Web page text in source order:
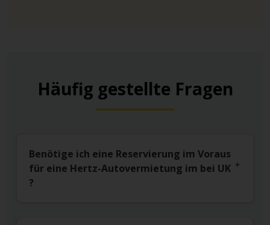
Häufig gestellte Fragen
Benötige ich eine Reservierung im Voraus
für eine Hertz-Autovermietung im bei UK
?